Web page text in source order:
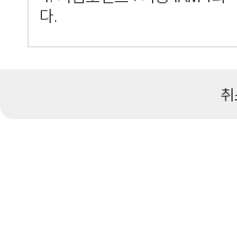
다.
취